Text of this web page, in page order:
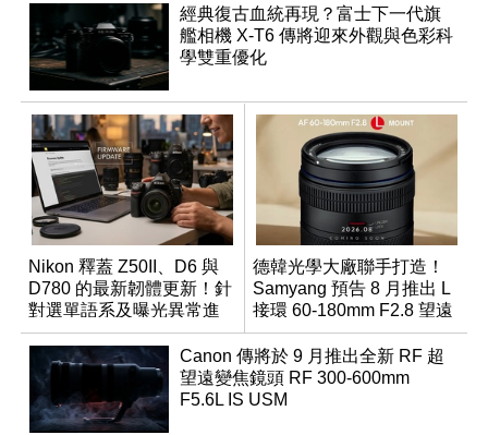
經典復古血統再現？富士下一代旗
艦相機 X-T6 傳將迎來外觀與色彩科
學雙重優化
Nikon 釋蓋 Z50II、D6 與
D780 的最新韌體更新！針
對選單語系及曝光異常進
行修復
德韓光學大廠聯手打造！
Samyang 預告 8 月推出 L
接環 60-180mm F2.8 望遠
變焦鏡
Canon 傳將於 9 月推出全新 RF 超
望遠變焦鏡頭 RF 300-600mm
F5.6L IS USM